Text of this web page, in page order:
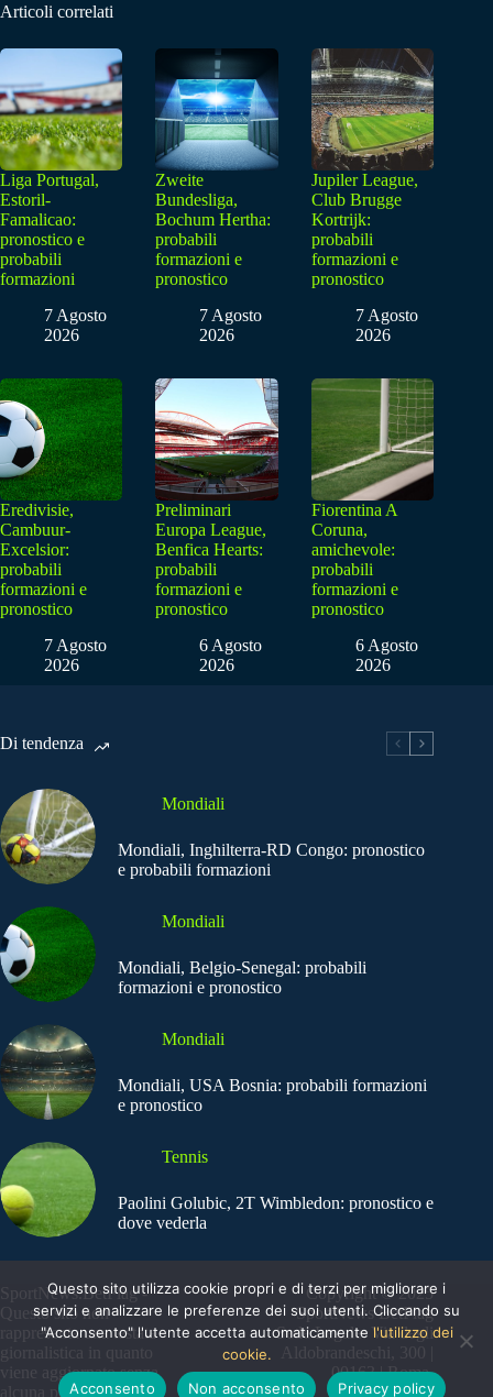
Articoli correlati
Liga Portugal,
Estoril-
Famalicao:
pronostico e
probabili
formazioni
7 Agosto
2026
Zweite
Bundesliga,
Bochum Hertha:
probabili
formazioni e
pronostico
7 Agosto
2026
Jupiler League,
Club Brugge
Kortrijk:
probabili
formazioni e
pronostico
7 Agosto
2026
Eredivisie,
Cambuur-
Excelsior:
probabili
formazioni e
pronostico
7 Agosto
2026
Preliminari
Europa League,
Benfica Hearts:
probabili
formazioni e
pronostico
6 Agosto
2026
Fiorentina A
Coruna,
amichevole:
probabili
formazioni e
pronostico
6 Agosto
2026
Di tendenza
Mondiali
Mondiali, Inghilterra-RD Congo: pronostico
e probabili formazioni
Mondiali
Mondiali, Belgio-Senegal: probabili
formazioni e pronostico
Mondiali
Mondiali, USA Bosnia: probabili formazioni
e pronostico
Tennis
Paolini Golubic, 2T Wimbledon: pronostico e
dove vederla
SportNews.BetFlag -
Questo sito non
rappresenta una testata
giornalistica in quanto
viene aggiornato senza
alcuna periodicità
Copyright © 2025
SportNews BetFlag
Sede Legale: Via degli
Aldobrandeschi, 300 |
00163 | Roma
Questo sito utilizza cookie propri e di terzi per migliorare i
servizi e analizzare le preferenze dei suoi utenti. Cliccando su
"Acconsento" l'utente accetta automaticamente l'utilizzo dei
cookie.
Acconsento
Non acconsento Privacy policy